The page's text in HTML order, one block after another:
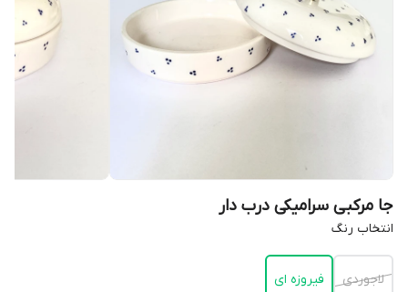
جا مرکبی سرامیکی درب دار
انتخاب رنگ
لاجوردی فیروزه ای